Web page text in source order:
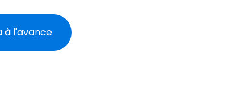
à l'avance